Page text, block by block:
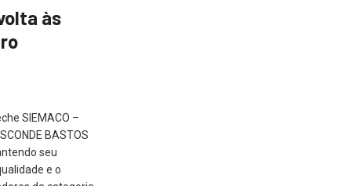
às
SIEMACO –
BASTOS
seu
e o